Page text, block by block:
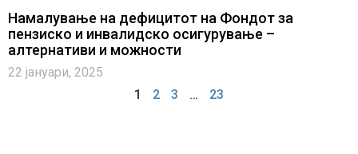
Намалување на дефицитот на Фондот за
пензиско и инвалидско осигурување –
алтернативи и можности
22 јануари, 2025
1
2 3 … 23